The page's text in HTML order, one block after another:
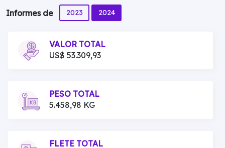
Informes de 2023 2024
VALOR TOTAL
US$ 53.309,93
PESO TOTAL
5.458,98 KG
FLETE TOTAL